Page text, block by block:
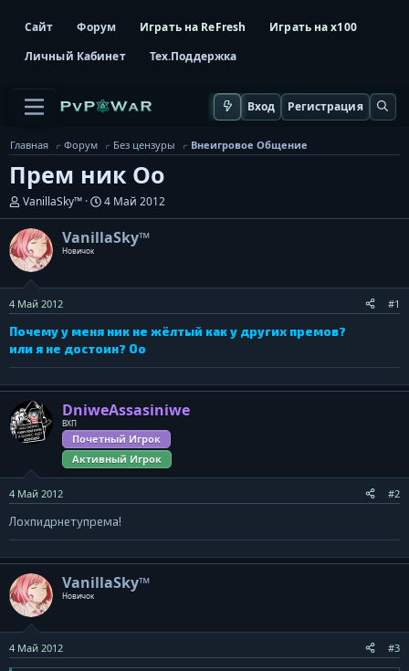
Сайт Форум Играть на ReFresh
Играть на x100
Личный Кабинет
Тех.Поддержка
Вход Регистрация
Главная Форум Без цензуры Внеигровое Общение
Прем ник Оо
А
в
т
о
р
т
е
м
ы
VanillaSky™
Д
а
а
ч
л
а
4 Май 2012
VanillaSky™
Новичок
4 Май 2012 #1
Почему у меня ник не жёлтый как у других премов?
или я не достоин? Оо
DniweAssasiniwe
ВХП
Почетный Игрок
Активный Игрок
4 Май 2012 #2
Лохпидрнетупрема!
VanillaSky™
Новичок
4 Май 2012 #3